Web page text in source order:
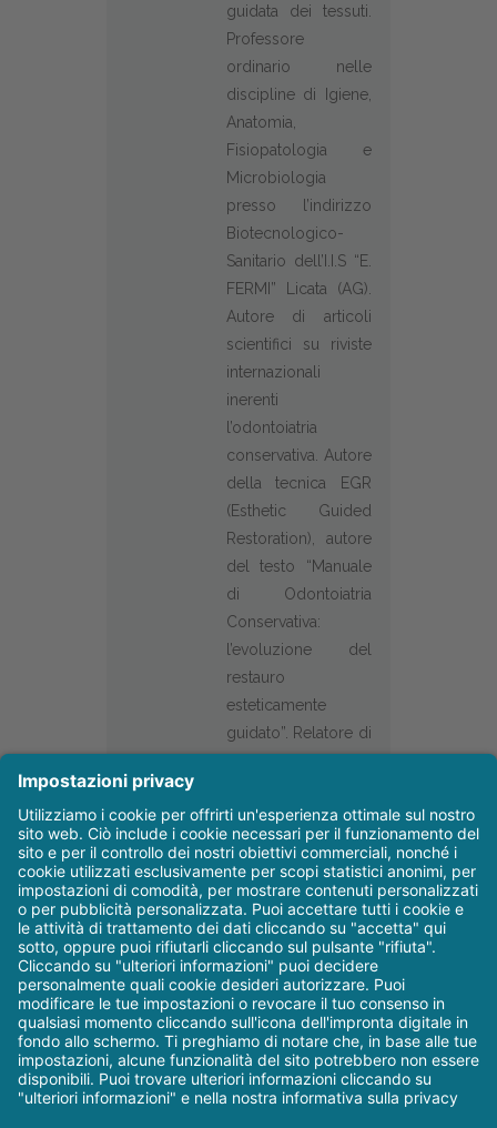
guidata dei tessuti.
Professore
ordinario nelle
discipline di Igiene,
Anatomia,
Fisiopatologia e
Microbiologia
presso l’indirizzo
Biotecnologico-
Sanitario dell’I.I.S “E.
FERMI” Licata (AG).
Autore di articoli
scientifici su riviste
internazionali
inerenti
l’odontoiatria
conservativa. Autore
della tecnica EGR
(Esthetic Guided
Restoration), autore
del testo “Manuale
di Odontoiatria
Conservativa:
l’evoluzione del
restauro
esteticamente
guidato”. Relatore di
conservativa con
particolare
attenzione alle
tecniche di
stratificazione
dirette.